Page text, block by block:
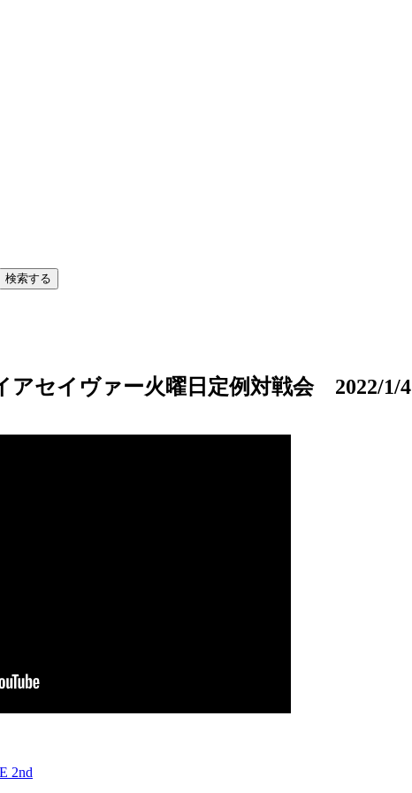
検索する
アセイヴァー火曜日定例対戦会 2022/1/4
2nd